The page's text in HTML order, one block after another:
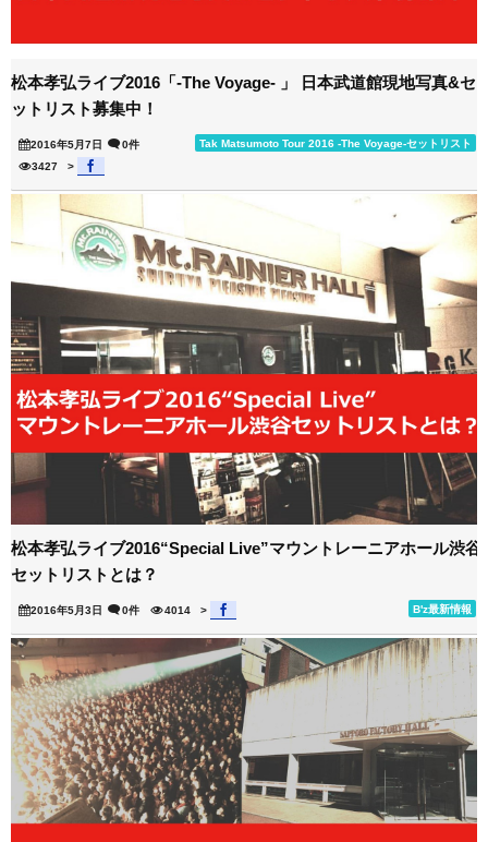
松本孝弘ライブ2016「-The Voyage- 」 日本武道館現地写真&セ
ットリスト募集中！
2016年5月7日 Tak Matsumoto Tour 2016 -The Voyage-セットリスト
0件
3427
>
松本孝弘ライブ2016“Special Live”マウントレーニアホール渋谷
セットリストとは？
2016年5月3日 B'z最新情報
0件 4014 >